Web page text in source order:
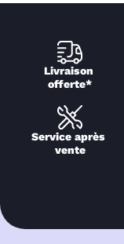
Livraison
offerte*
Service après
vente